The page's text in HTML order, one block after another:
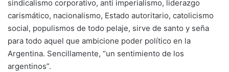
sindicalismo corporativo, anti imperialismo, liderazgo
carismático, nacionalismo, Estado autoritario, catolicismo
social, populismos de todo pelaje, sirve de santo y seña
para todo aquel que ambicione poder político en la
Argentina. Sencillamente, “un sentimiento de los
argentinos”.